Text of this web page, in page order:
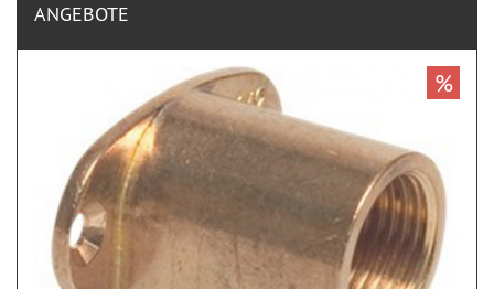
ANGEBOTE
%